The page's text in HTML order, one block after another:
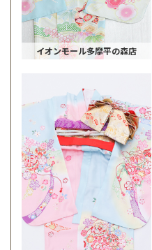
イオンモール多摩平の森店